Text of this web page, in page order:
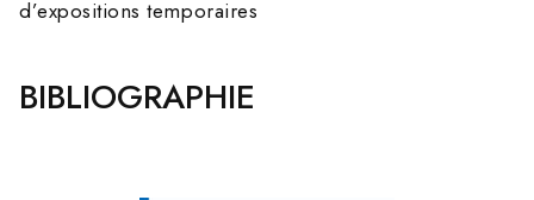
d’expositions temporaires
BIBLIOGRAPHIE